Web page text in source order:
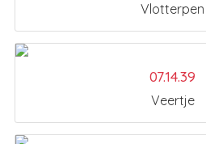
Vlotterpen
07.14.39
Veertje